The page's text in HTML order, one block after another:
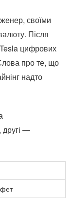
своїми
Після
цифрових
про те, що
надто
другі —